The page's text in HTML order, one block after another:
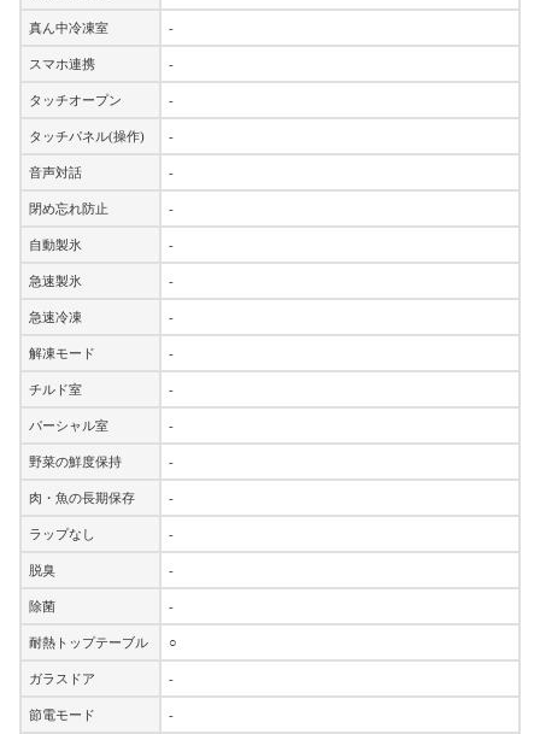
真ん中冷凍室 -
スマホ連携 -
タッチオープン -
タッチパネル(操作) -
音声対話 -
閉め忘れ防止 -
自動製氷 -
急速製氷 -
急速冷凍 -
解凍モード -
チルド室 -
パーシャル室 -
野菜の鮮度保持 -
肉・魚の長期保存 -
ラップなし -
脱臭 -
除菌 -
耐熱トップテーブル ○
ガラスドア -
節電モード -